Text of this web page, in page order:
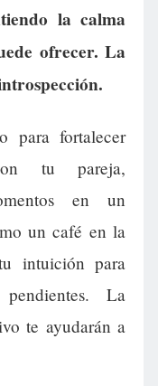
la calma
ofrecer. La
para fortalecer
tu pareja,
en un
un café en la
intuición para
La
te ayudarán a